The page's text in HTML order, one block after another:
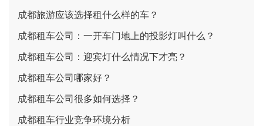
成都旅游应该选择租什么样的车？
成都租车公司：一开车门地上的投影灯叫什么？
成都租车公司：迎宾灯什么情况下才亮？
成都租车公司哪家好？
成都租车公司很多如何选择？
成都租车行业竞争环境分析